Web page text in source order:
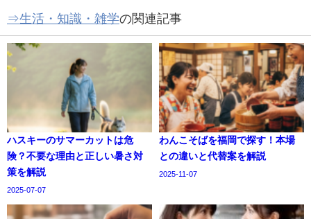
⇒生活・知識・雑学の関連記事
ハスキーのサマーカットは危
険？不要な理由と正しい暑さ対
策を解説
2025-07-07
わんこそばを福岡で探す！本場
との違いと代替案を解説
2025-11-07